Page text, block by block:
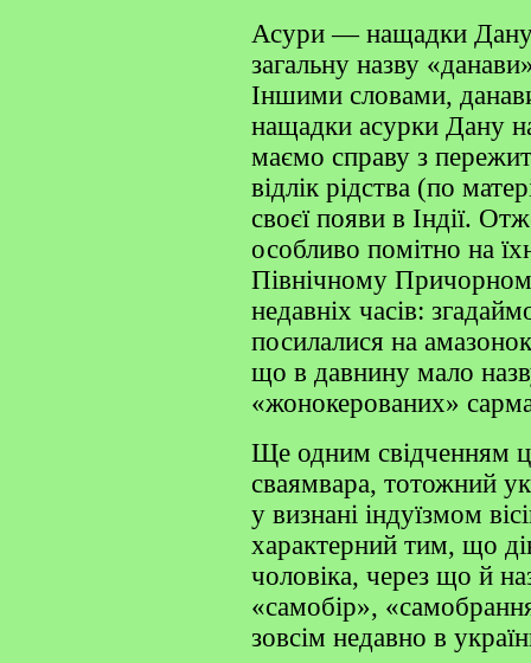
Асури — нащадки
загальну назву
Іншими словами,
нащадки асурки Дану
маємо справу з
відлік рідства (по
своєї появи в Індії.
особливо помітно на
Північному
недавніх часів:
посилалися на
що в давнину мало
«жонокерованих»
Ще одним свідченням
сваямвара, тотожний
у визнані індуїзмом
характерний тим, що
чоловіка, через що й
«самобір»,
зовсім недавно в